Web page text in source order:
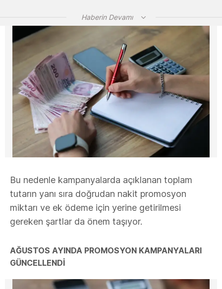
Haberin Devamı
Bu nedenle kampanyalarda açıklanan toplam
tutarın yanı sıra doğrudan nakit promosyon
miktarı ve ek ödeme için yerine getirilmesi
gereken şartlar da önem taşıyor.
AĞUSTOS AYINDA PROMOSYON KAMPANYALARI
GÜNCELLENDİ